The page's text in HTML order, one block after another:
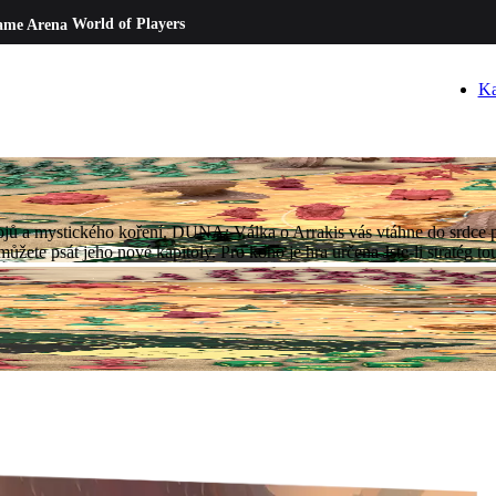
Arena World of Players
a mystického koření. DUNA: Válka o Arrakis vás vtáhne do srdce
psát jeho nové kapitoly. Pro koho je hra určena Jste-li stratég